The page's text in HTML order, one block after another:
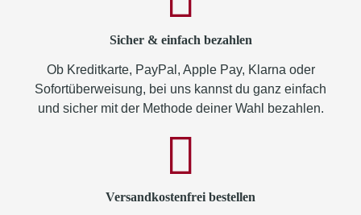
Sicher & einfach bezahlen
Ob Kreditkarte, PayPal, Apple Pay, Klarna oder
Sofortüberweisung, bei uns kannst du ganz einfach
und sicher mit der Methode deiner Wahl bezahlen.
Versandkostenfrei bestellen